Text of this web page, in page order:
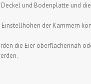
und Bodenplatte und
der Kammern
die Eier oberflächennah